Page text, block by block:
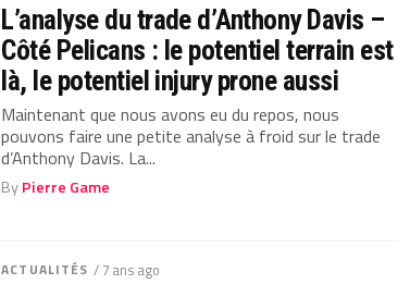
L’analyse du trade d’Anthony Davis –
Côté Pelicans : le potentiel terrain est
là, le potentiel injury prone aussi
Maintenant que nous avons eu du repos, nous
pouvons faire une petite analyse à froid sur le trade
d’Anthony Davis. La...
ByPierre Game
ACTUALITÉS / 7 ans ago